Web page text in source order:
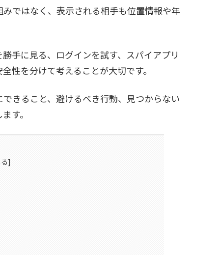
ではなく、表示される相手も位置情報や年
手に見る、ログインを試す、スパイアプリ
性を分けて考えることが大切です。
きること、避けるべき行動、見つからない
す。